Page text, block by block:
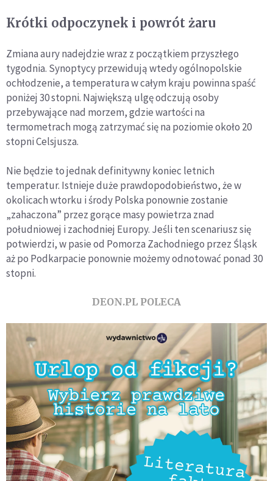
Krótki odpoczynek i powrót żaru
Zmiana aury nadejdzie wraz z początkiem przyszłego
tygodnia. Synoptycy przewidują wtedy ogólnopolskie
ochłodzenie, a temperatura w całym kraju powinna spaść
poniżej 30 stopni. Największą ulgę odczują osoby
przebywające nad morzem, gdzie wartości na
termometrach mogą zatrzymać się na poziomie około 20
stopni Celsjusza.
Nie będzie to jednak definitywny koniec letnich
temperatur. Istnieje duże prawdopodobieństwo, że w
okolicach wtorku i środy Polska ponownie zostanie
„zahaczona” przez gorące masy powietrza znad
południowej i zachodniej Europy. Jeśli ten scenariusz się
potwierdzi, w pasie od Pomorza Zachodniego przez Śląsk
aż po Podkarpacie ponownie możemy odnotować ponad 30
stopni.
DEON.PL POLECA